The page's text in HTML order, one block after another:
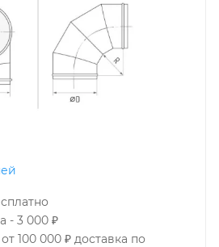
- 3 000 ₽
100 000 ₽ доставка по